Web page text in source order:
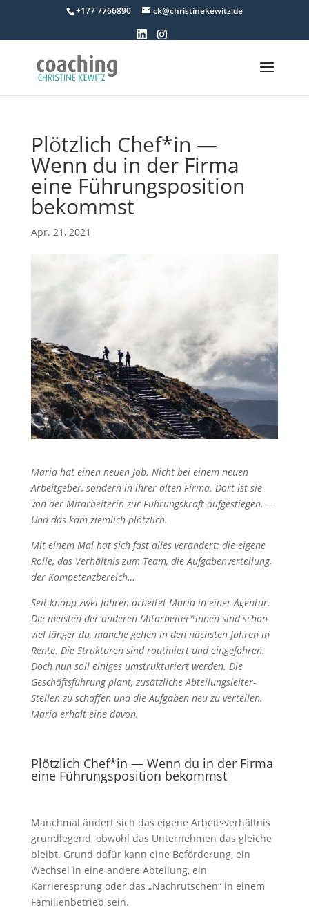
+177 7766890 ck@christinekewitz.de
Plötzlich Chef*in —
Wenn du in der Firma
eine Führungsposition
bekommst
Apr. 21, 2021
Maria hat einen neuen Job. Nicht bei einem neuen
Arbeitgeber, sondern in ihrer alten Firma. Dort ist sie
von der Mitarbeiterin zur Führungskraft aufgestiegen. —
Und das kam ziemlich plötzlich.
Mit einem Mal hat sich fast alles verändert: die eigene
Rolle, das Verhältnis zum Team, die Aufgabenverteilung,
der Kompetenzbereich…
Seit knapp zwei Jahren arbeitet Maria in einer Agentur.
Die meisten der anderen Mitarbeiter*innen sind schon
viel länger da, manche gehen in den nächsten Jahren in
Rente. Die Strukturen sind routiniert und eingefahren.
Doch nun soll einiges umstrukturiert werden. Die
Geschäftsführung plant, zusätzliche Abteilungsleiter-
Stellen zu schaffen und die Aufgaben neu zu verteilen.
Maria erhält eine davon.
Plötzlich Chef*in — Wenn du in der Firma
eine Führungsposition bekommst
Manchmal ändert sich das eigene Arbeitsverhältnis
grundlegend, obwohl das Unternehmen das gleiche
bleibt. Grund dafür kann eine Beförderung, ein
Wechsel in eine andere Abteilung, ein
Karrieresprung oder das „Nachrutschen“ in einem
Familienbetrieb sein.